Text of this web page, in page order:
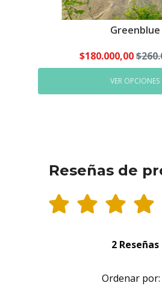
Greenblue
$180.000,00
VER OPCIONES
Reseñas de
2 Reseñas
Ordenar por: